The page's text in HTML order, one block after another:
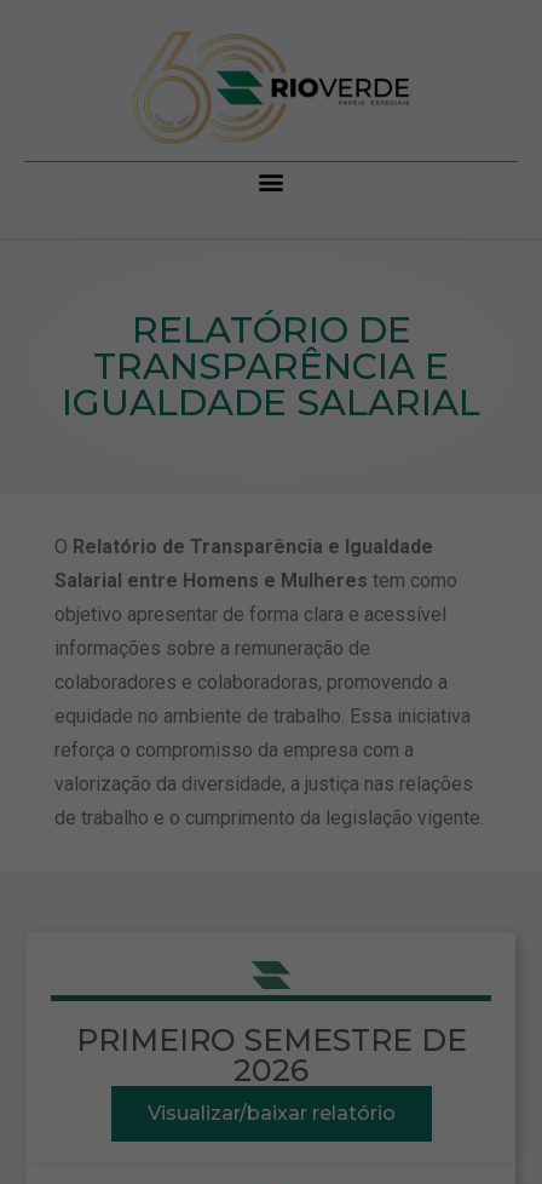
RELATÓRIO DE
TRANSPARÊNCIA E
IGUALDADE SALARIAL
O Relatório de Transparência e Igualdade
Salarial entre Homens e Mulheres tem como
objetivo apresentar de forma clara e acessível
informações sobre a remuneração de
colaboradores e colaboradoras, promovendo a
equidade no ambiente de trabalho. Essa iniciativa
reforça o compromisso da empresa com a
valorização da diversidade, a justiça nas relações
de trabalho e o cumprimento da legislação vigente.
PRIMEIRO SEMESTRE DE
2026
Visualizar/baixar relatório